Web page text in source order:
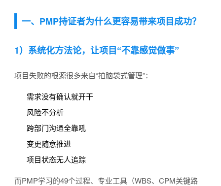
一、PMP持证者为什么更容易带来项目成功？
1）系统化方法论，让项目“不靠感觉做事”
项目失败的根源很多来自“拍脑袋式管理”：
需求没有确认就开干
风险不分析
跨部门沟通全靠吼
变更随意推进
项目状态无人追踪
而PMP学习的49个过程、专业工具（WBS、CPM关键路